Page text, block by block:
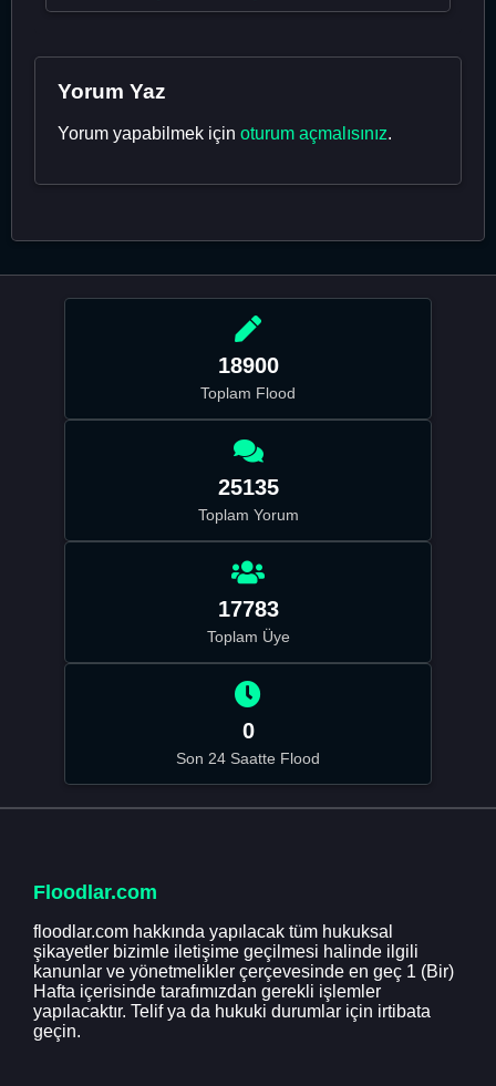
Yorum Yaz
Yorum yapabilmek için oturum açmalısınız.
18900
Toplam Flood
25135
Toplam Yorum
17783
Toplam Üye
0
Son 24 Saatte Flood
Floodlar.com
floodlar.com hakkında yapılacak tüm hukuksal
şikayetler bizimle iletişime geçilmesi halinde ilgili
kanunlar ve yönetmelikler çerçevesinde en geç 1 (Bir)
Hafta içerisinde tarafımızdan gerekli işlemler
yapılacaktır. Telif ya da hukuki durumlar için irtibata
geçin.